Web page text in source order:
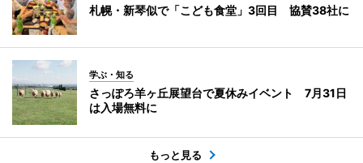
札幌・新琴似で「こども食堂」3回目 協賛38社に
学ぶ・知る
さっぽろ羊ヶ丘展望台で夏休みイベント 7月31日
は入場無料に
もっと見る